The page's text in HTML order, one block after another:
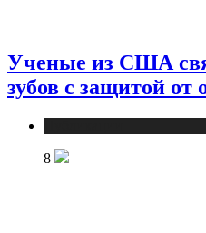
Ученые из США
зубов с защитой от
8